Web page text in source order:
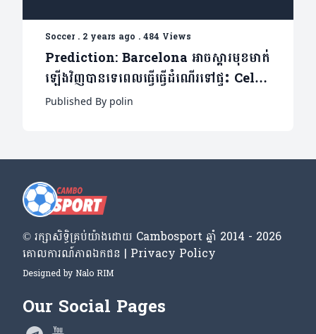
Soccer. 2 years ago .484 Views
Prediction: Barcelona អាចស្តារមុខមាត់
ឡើងវិញបានទេពេលធ្វើធ្វើដំណើរទៅផ្ទះ Celta
Vigo
Published By polin
© រក្សា​សិទ្ធិ​គ្រប់​យ៉ាង​ដោយ​ Cambosport ឆ្នាំ 2014 - 2026
គោលការណ៍​ភាព​ឯកជន | Privacy Policy
Designed by Nalo RIM
Our Social Pages